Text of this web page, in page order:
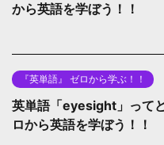
から英語を学ぼう！！
『英単語』 ゼロから学ぶ！！
英単語「eyesight」って
ロから英語を学ぼう！！